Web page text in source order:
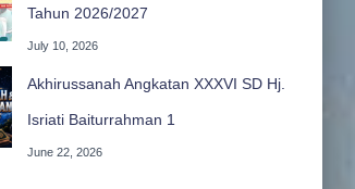
Tahun 2026/2027
July 10, 2026
Akhirussanah Angkatan XXXVI SD Hj.
Isriati Baiturrahman 1
June 22, 2026